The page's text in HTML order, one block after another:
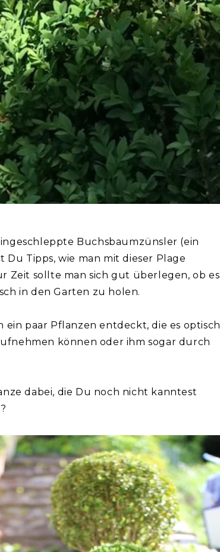
Buchsbaumzünsler (ein
Tipps, wie man mit dieser Plage
Zeit sollte man sich gut überlegen, ob es
in den Garten zu holen.
paar Pflanzen entdeckt, die es optisch
können oder ihm sogar durch
dabei, die Du noch nicht kanntest